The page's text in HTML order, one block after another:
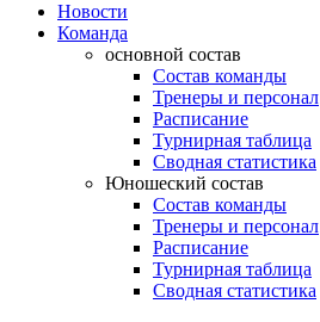
Новости
Команда
основной состав
Состав команды
Тренеры и персонал
Расписание
Турнирная таблица
Сводная статистика
Юношеский состав
Состав команды
Тренеры и персонал
Расписание
Турнирная таблица
Сводная статистика